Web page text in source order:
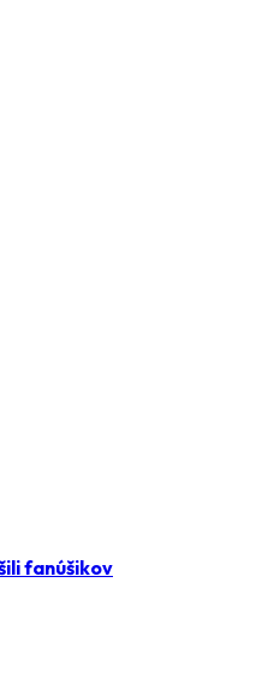
fanúšikov